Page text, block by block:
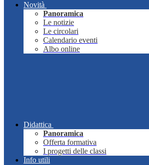
Novità
Panoramica
Le notizie
Le circolari
Calendario eventi
Albo online
Didattica
Panoramica
Offerta formativa
I progetti delle classi
Info utili